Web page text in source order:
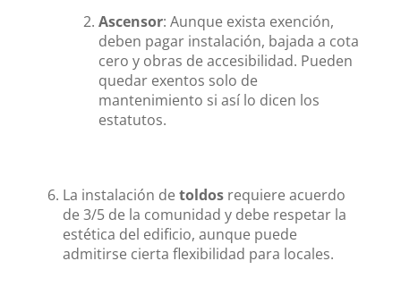
Ascensor: Aunque exista exención,
deben pagar instalación, bajada a cota
cero y obras de accesibilidad. Pueden
quedar exentos solo de
mantenimiento si así lo dicen los
estatutos.
La instalación de toldos requiere acuerdo
de 3/5 de la comunidad y debe respetar la
estética del edificio, aunque puede
admitirse cierta flexibilidad para locales.